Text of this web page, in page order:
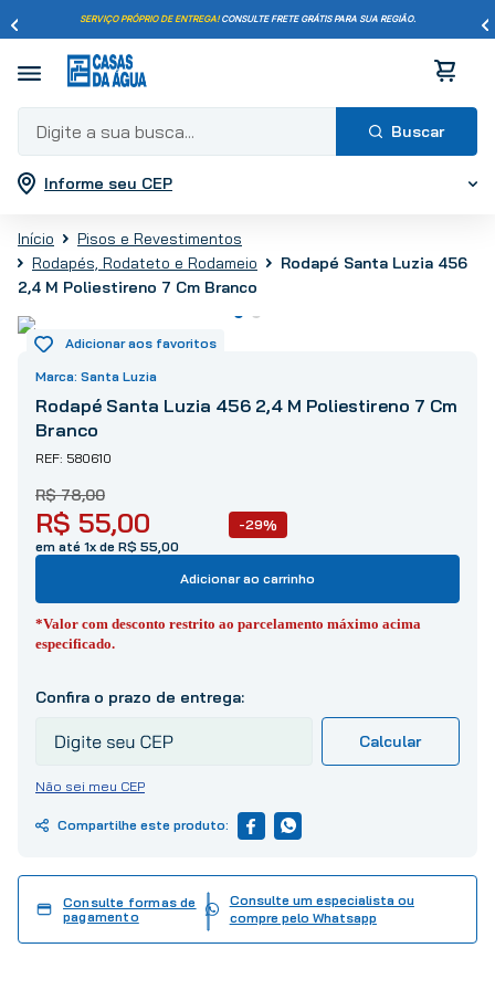
SERVIÇO PRÓPRIO DE ENTREGA!CONSULTE FRETE GRÁTIS PARA SUA REGIÃO.
Digite a sua busca...
Informe seu CEP
Pisos e Revestimentos
Rodapés, Rodateto e Rodameio
Rodapé Santa Luzia 456
2,4 M Poliestireno 7 Cm Branco
Santa Luzia
Rodapé Santa Luzia 456 2,4 M Poliestireno 7 Cm
Branco
580610
R$ 55,00
R$ 78,00
-29%
em até 1x de R$ 55,00
Adicionar ao carrinho
*Valor com desconto restrito ao parcelamento máximo acima
especificado.
Não sei meu CEP
Consulte formas de
pagamento
Consulte um especialista ou
compre pelo Whatsapp
Termos mais buscados
2º
porcelanato
3 º
piso
5
º
vaso sanitário
6º
torneira
7º
chuveiro
8º
cimento
10º tinta